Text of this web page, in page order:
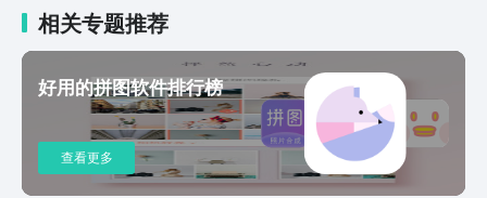
端可见内容，有效避免远控时电脑隐私信
息泄露，保障数据安全。 2.远程协助：
支持远程控制电脑，无论是为客户解决产
品使用难题、协助同事处理工作文件，还
是帮朋友排查设备故障、给家人指导软件
操作，使用向日葵远程控制都能跨越空间
限制，让远程协助更高效、更便捷。 3.
远程控制手机：支持远程控制手机设备，
相关专题推荐
好用的拼图软件排行榜
查看更多